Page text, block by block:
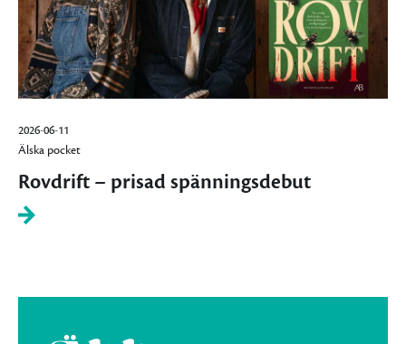
2026-06-11
Älska pocket
Rovdrift – prisad spänningsdebut